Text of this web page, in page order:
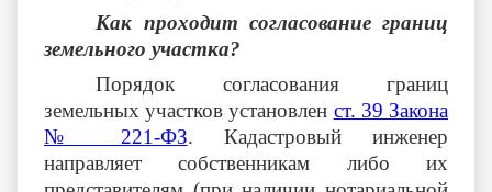
Как проходит согласование границ
земельного участка?
Порядок согласования границ
земельных участков установлен ст. 39 Закона
№ 221-ФЗ. Кадастровый инженер
направляет собственникам либо их